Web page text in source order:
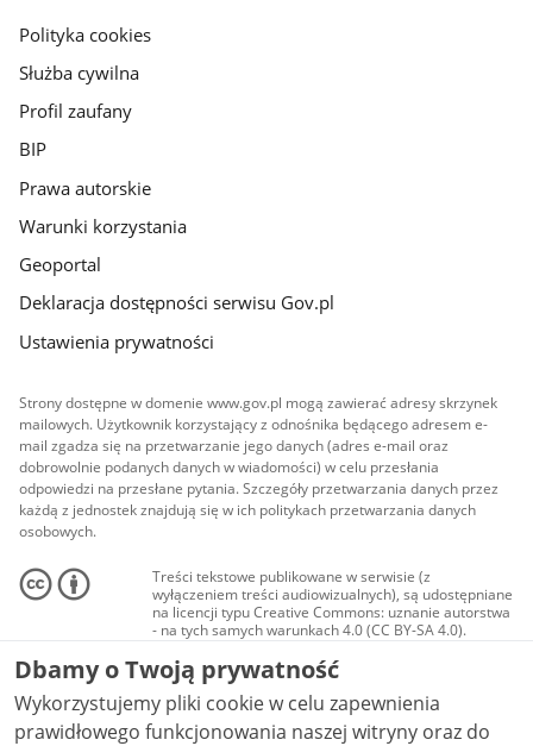
gov.pl
Polityka cookies
Służba cywilna
Profil zaufany
BIP
Prawa autorskie
Warunki korzystania
Geoportal
Deklaracja dostępności serwisu Gov.pl
Ustawienia prywatności
Strony dostępne w domenie www.gov.pl mogą zawierać adresy skrzynek
mailowych. Użytkownik korzystający z odnośnika będącego adresem e-
mail zgadza się na przetwarzanie jego danych (adres e-mail oraz
dobrowolnie podanych danych w wiadomości) w celu przesłania
odpowiedzi na przesłane pytania. Szczegóły przetwarzania danych przez
każdą z jednostek znajdują się w ich politykach przetwarzania danych
osobowych.
Treści tekstowe publikowane w serwisie (z
wyłączeniem treści audiowizualnych), są udostępniane
na licencji typu Creative Commons: uznanie autorstwa
- na tych samych warunkach 4.0 (CC BY-SA 4.0).
Materiały audiowizualne, w tym zdjęcia, materiały
audio i wideo, są udostępniane na licencji typu
Creative Commons: uznanie autorstwa użycie
niekomercyjne - bez utworów zależnych 4.0 (CC BY-
NC-ND 4.0), o ile nie jest to stwierdzone inaczej.
Dbamy o Twoją prywatność
Wykorzystujemy pliki cookie w celu zapewnienia
prawidłowego funkcjonowania naszej witryny oraz do